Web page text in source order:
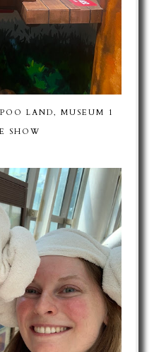
LAND, MUSEUM 1
SHOW